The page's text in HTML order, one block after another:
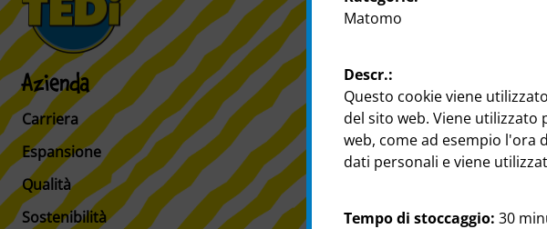
Azienda
Carriera
Espansione
Qualità
Sostenibilità
Clientela
Informazioni per i clienti
Filiali
Matomo
Descr.:
Questo cookie viene
del sito web. Viene
web, come ad esempio l'ora
dati personali e viene
Tempo di stoccaggio: 30